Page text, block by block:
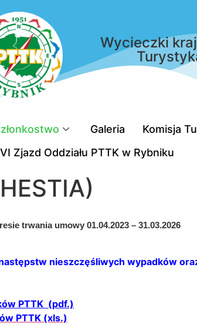
Wycieczki
Galeria Komisja
Zjazd Oddziału PTTK w Rybniku
trwania umowy 01.04.2023 – 31.03.2026
nieszczęśliwych wypadków
PTTK (pdf.)
PTTK (xls.)